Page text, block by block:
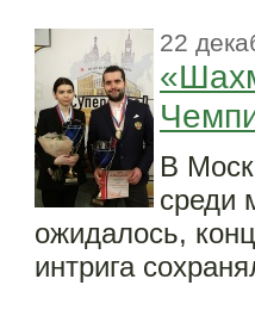
22
В
среди
ожидалось,
интрига